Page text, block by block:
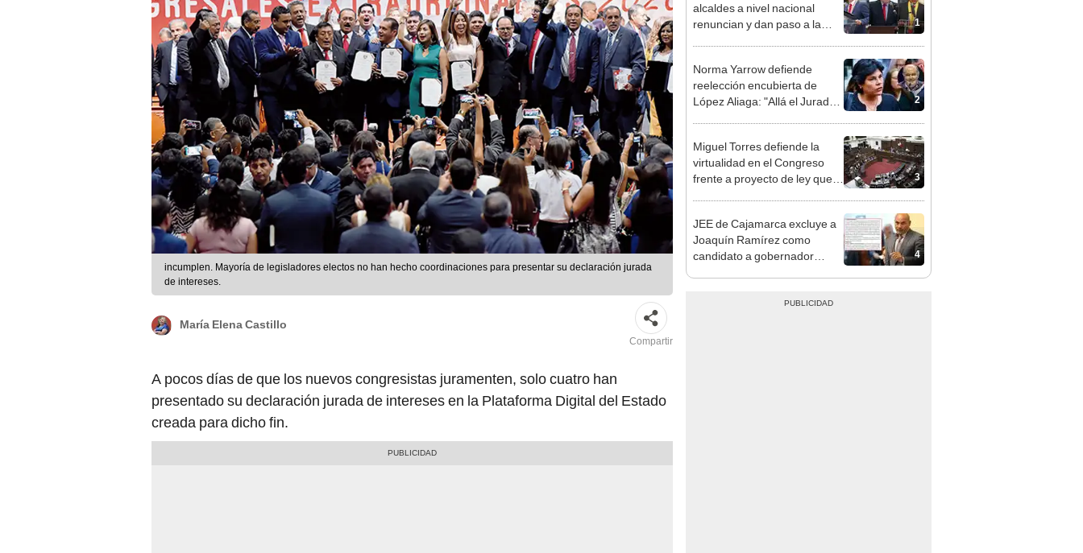
incumplen. Mayoría de legisladores electos no han hecho coordinaciones para presentar su declaración jurada
de intereses.
María Elena Castillo
Compartir
A pocos días de que los nuevos congresistas juramenten, solo cuatro han
presentado su declaración jurada de intereses en la Plataforma Digital del Estado
creada para dicho fin.
1
alcaldes a nivel nacional
renuncian y dan paso a la
2
Norma Yarrow defiende
reelección encubierta de
López Aliaga: "Allá el Jurado
3
Miguel Torres defiende la
virtualidad en el Congreso
frente a proyecto de ley que
4
JEE de Cajamarca excluye a
Joaquín Ramírez como
candidato a gobernador